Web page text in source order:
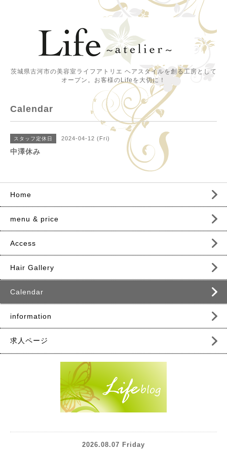
茨城県古河市の美容室ライフアトリエ ヘアスタイルを創る工房として
オープン。お客様のLifeを大切に！
Calendar
スタッフ定休日 2024-04-12 (Fri)
中澤休み
Home
menu & price
Access
Hair Gallery
Calendar
information
求人ページ
2026.08.07 Friday